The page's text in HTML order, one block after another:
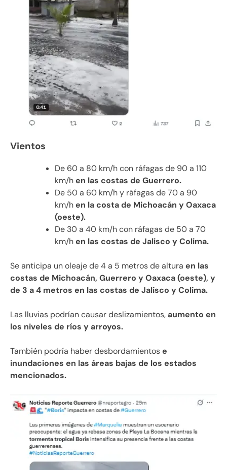
Vientos
De 60 a 80 km/h con ráfagas de 90 a 110
km/hen las costas de Guerrero.
De 50 a 60 km/h y ráfagas de 70 a 90
km/hen la costa de Michoacán y Oaxaca
(oeste).
De 30 a 40 km/h con ráfagas de 50 a 70
km/hen las costas de Jalisco y Colima.
Se anticipa un oleaje de 4 a 5 metros de altura en las
costas de Michoacán, Guerrero y Oaxaca (oeste), y
de 3 a 4 metros en las costas de Jalisco y Colima.
Las lluvias podrían causar deslizamientos,aumento en
los niveles de ríos y arroyos.
También podría haber desbordamientose
inundaciones en las áreas bajas de los estados
mencionados.